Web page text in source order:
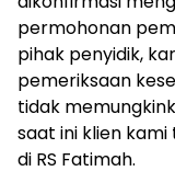
permohonan
pihak penyidik,
pemeriksaan
tidak
saat ini klien
di RS Fatimah.